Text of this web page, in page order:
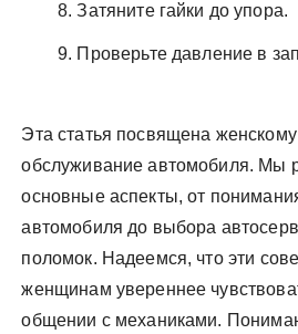
Затяните гайки до упора.
Проверьте давление в
Эта статья посвящена
обслуживание автомобиля. Мы
основные аспекты, от
автомобиля до выбора
поломок. Надеемся, что эти
женщинам увереннее
общении с механиками.